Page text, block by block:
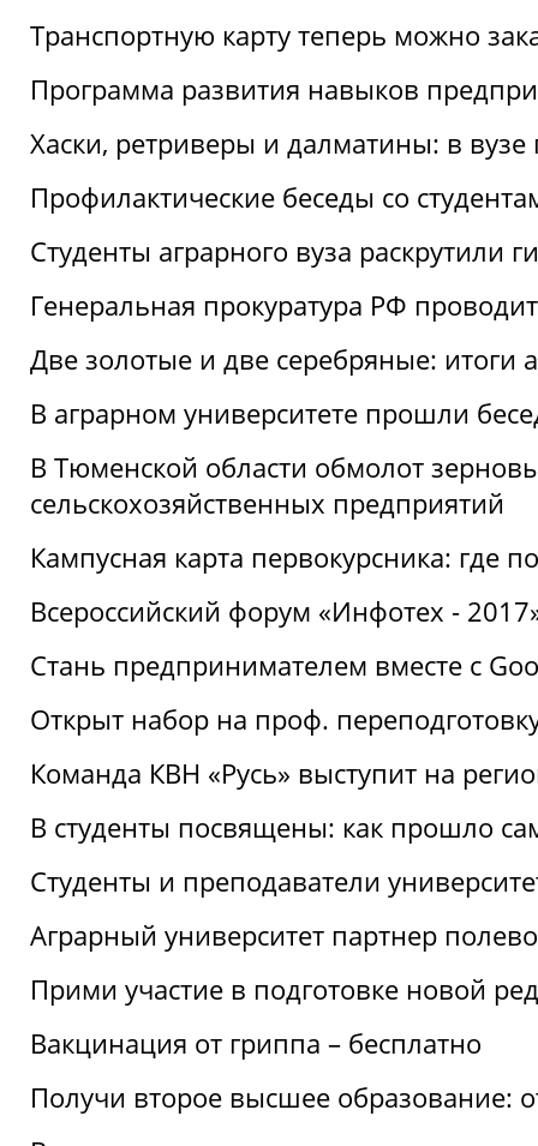
Транспортную карту теперь можно
Программа развития навыков
Хаски, ретриверы и далматины: в вузе
Профилактические беседы со
Студенты аграрного вуза раскрутили
Генеральная прокуратура РФ
Две золотые и две серебряные:
В аграрном университете прошли
В Тюменской области обмолот
сельскохозяйственных предприятий
Кампусная карта первокурсника: где
Всероссийский форум «Инфотех -
Стань предпринимателем вместе с
Открыт набор на проф.
Команда КВН «Русь» выступит на
В студенты посвящены: как прошло
Студенты и преподаватели
Аграрный университет партнер
Прими участие в подготовке новой
Вакцинация от гриппа – бесплатно
Получи второе высшее образование: